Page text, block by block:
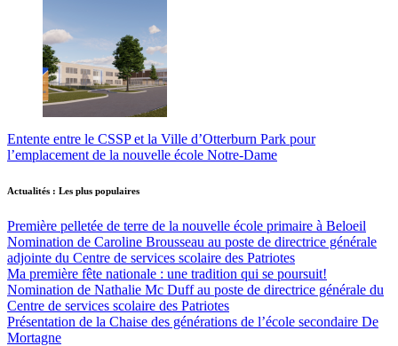
Entente entre le CSSP et la Ville d’Otterburn Park pour
l’emplacement de la nouvelle école Notre-Dame
Actualités : Les plus populaires
Première pelletée de terre de la nouvelle école primaire à Beloeil
Nomination de Caroline Brousseau au poste de directrice générale
adjointe du Centre de services scolaire des Patriotes
Ma première fête nationale : une tradition qui se poursuit!
Nomination de Nathalie Mc Duff au poste de directrice générale du
Centre de services scolaire des Patriotes
Présentation de la Chaise des générations de l’école secondaire De
Mortagne